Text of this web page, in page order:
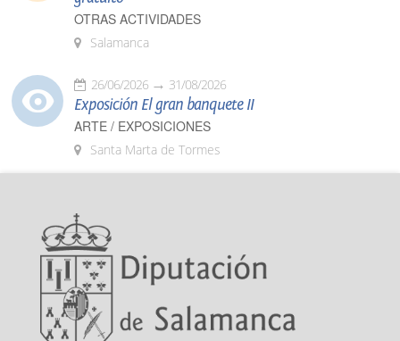
OTRAS ACTIVIDADES
Salamanca
26/06/2026 31/08/2026
Exposición El gran banquete II
ARTE / EXPOSICIONES
Santa Marta de Tormes